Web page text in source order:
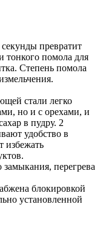
превратит
тонкого помола для
Степень помола
стали легко
но и с орехами, и
в пудру. 2
удобство в
избежать
перегрева
блокировкой
установленной